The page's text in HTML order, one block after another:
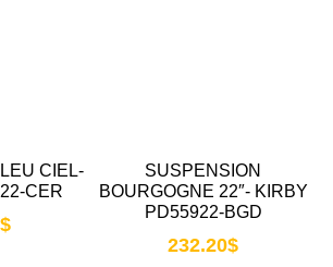
CIEL-
CER
$
SUSPENSION
BOURGOGNE 22″- KIRBY
PD55922-BGD
232.20$